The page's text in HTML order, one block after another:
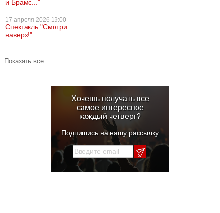
и Брамс..."
17 апреля 2026 19:00
Спектакль "Смотри
наверх!"
Показать все
Хочешь получать все
самое интересное
каждый четверг?
Подпишись на нашу рассылку